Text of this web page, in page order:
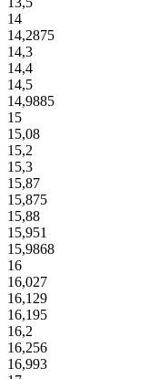
14
14,2875
14,3
14,4
14,5
14,9885
15
15,08
15,2
15,3
15,87
15,875
15,88
15,951
15,9868
16
16,027
16,129
16,195
16,2
16,256
16,993